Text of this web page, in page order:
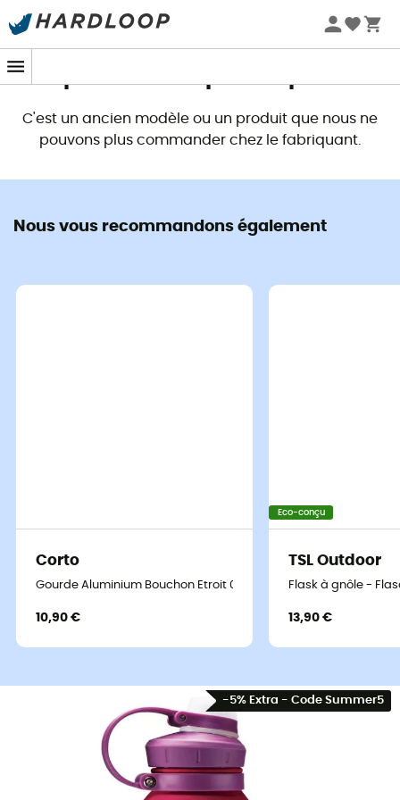
Promos d'été 🔥 -5 % EXTRA dès 2 produits* code Summer5
C'est un ancien modèle ou un produit que nous ne
pouvons plus commander chez le fabriquant.
Nous vous recommandons également
Corto
Gourde Aluminium Bouchon Etroit 0,6L - Bouteille isotherme
10,90 €
Eco-conçu
TSL Outdoor
Flask à gnôle -
13,90 €
-5% Extra - Code Summer5
Une gorgée d'excellence pour vos